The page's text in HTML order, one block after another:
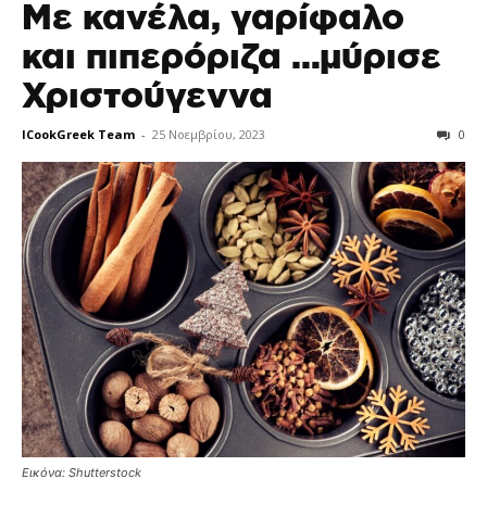
Με κανέλα, γαρίφαλο
και πιπερόριζα …μύρισε
Χριστούγεννα
ICookGreek Team - 25 Νοεμβρίου, 2023 0
Εικόνα: Shutterstock